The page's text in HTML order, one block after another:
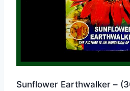
Sunflower Earthwalker –